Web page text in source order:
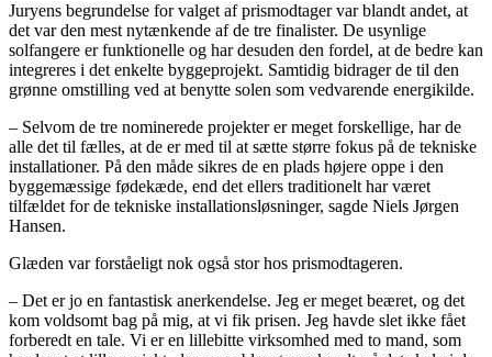
Juryens begrundelse for valget af prismodtager var blandt andet, at
det var den mest nytænkende af de tre finalister. De usynlige
solfangere er funktionelle og har desuden den fordel, at de bedre kan
integreres i det enkelte byggeprojekt. Samtidig bidrager de til den
grønne omstilling ved at benytte solen som vedvarende energikilde.
– Selvom de tre nominerede projekter er meget forskellige, har de
alle det til fælles, at de er med til at sætte større fokus på de tekniske
installationer. På den måde sikres de en plads højere oppe i den
byggemæssige fødekæde, end det ellers traditionelt har været
tilfældet for de tekniske installationsløsninger, sagde Niels Jørgen
Hansen.
Glæden var forståeligt nok også stor hos prismodtageren.
– Det er jo en fantastisk anerkendelse. Jeg er meget beæret, og det
kom voldsomt bag på mig, at vi fik prisen. Jeg havde slet ikke fået
forberedt en tale. Vi er en lillebitte virksomhed med to mand, som